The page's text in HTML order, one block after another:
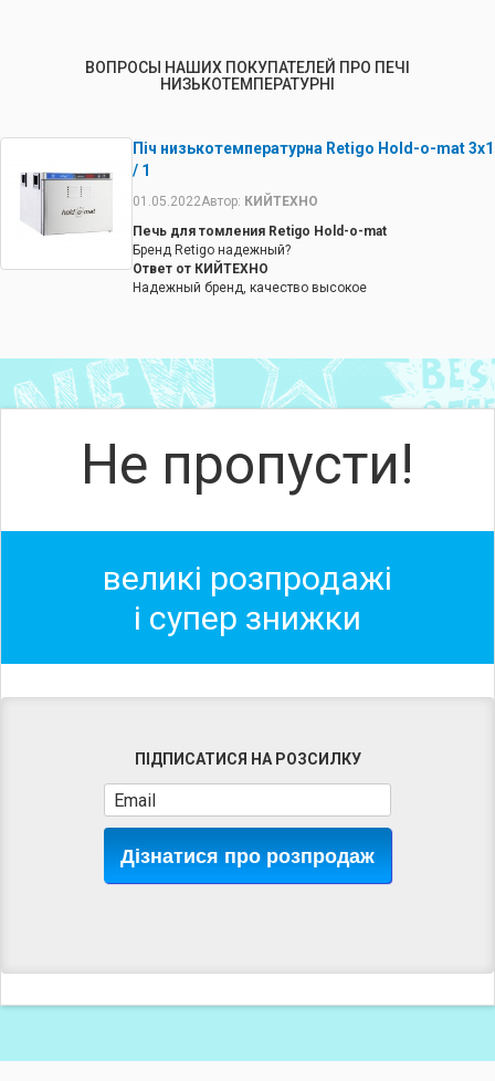
ВОПРОСЫ НАШИХ ПОКУПАТЕЛЕЙ ПРО ПЕЧІ
НИЗЬКОТЕМПЕРАТУРНІ
Піч низькотемпературна Retigo Hold-o-mat 3х1
/ 1
01.05.2022Автор: КИЙТЕХНО
Печь для томления Retigo Hold-o-mat
Бренд Retigo надежный?
Ответ от КИЙТЕХНО
Надежный бренд, качество высокое
Не пропусти!
великі розпродажі
і супер знижки
ПІДПИСАТИСЯ НА РОЗСИЛКУ
Дізнатися про розпродаж